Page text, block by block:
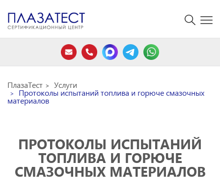
ПлазаТест Услуги
Протоколы испытаний топлива и горюче смазочных
материалов
ПРОТОКОЛЫ ИСПЫТАНИЙ
ТОПЛИВА И ГОРЮЧЕ
СМАЗОЧНЫХ МАТЕРИАЛОВ